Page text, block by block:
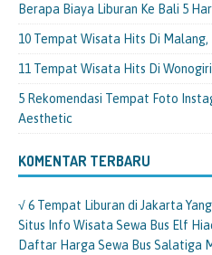
Berapa Biaya Liburan Ke Bali 5
10 Tempat Wisata Hits Di
11 Tempat Wisata Hits Di
5 Rekomendasi Tempat Foto
Aesthetic
KOMENTAR TERBARU
√ 6 Tempat Liburan di Jakarta
Situs Info Wisata Sewa Bus Elf
Daftar Harga Sewa Bus Salatiga